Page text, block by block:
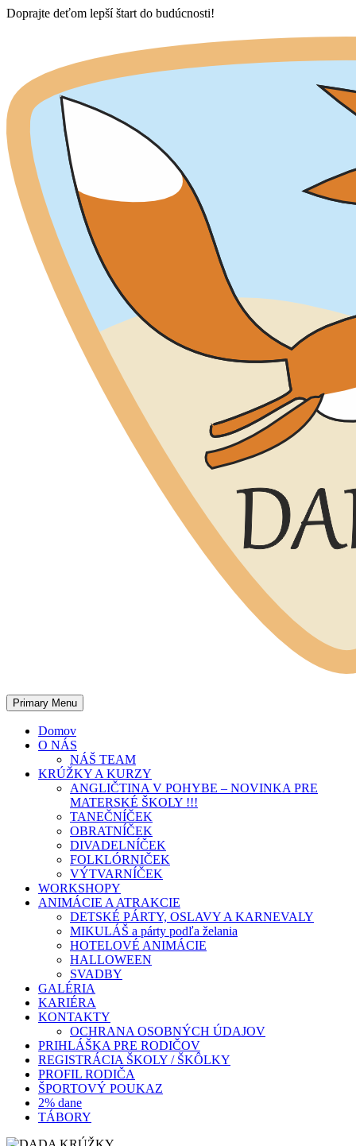
Skip
Doprajte deťom lepší štart do budúcnosti!
Primary Menu
Domov
O NÁS
NÁŠ TEAM
KRÚŽKY A KURZY
ANGLIČTINA V POHYBE – NOVINKA PRE
MATERSKÉ ŠKOLY !!!
TANEČNÍČEK
OBRATNÍČEK
DIVADELNÍČEK
FOLKLÓRNIČEK
VÝTVARNÍČEK
WORKSHOPY
ANIMÁCIE A ATRAKCIE
DETSKÉ PÁRTY, OSLAVY A KARNEVALY
MIKULÁŠ a párty podľa želania
HOTELOVÉ ANIMÁCIE
HALLOWEEN
SVADBY
GALÉRIA
KARIÉRA
KONTAKTY
OCHRANA OSOBNÝCH ÚDAJOV
PRIHLÁŠKA PRE RODIČOV
REGISTRÁCIA ŠKOLY / ŠKÔLKY
PROFIL RODIČA
ŠPORTOVÝ POUKAZ
2% dane
TÁBORY